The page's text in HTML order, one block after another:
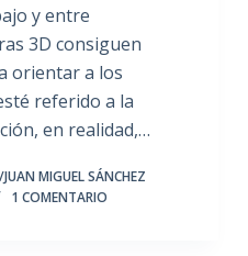
y entre
3D consiguen
orientar a los
referido a la
en realidad,…
MIGUEL SÁNCHEZ
1 COMENTARIO